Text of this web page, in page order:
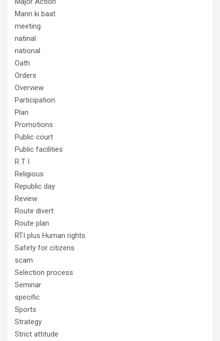
Mann ki baat
meeting
natinal
national
Oath
Orders
Overview
Participation
Plan
Promotions
Public court
Public facilities
R T I
Religious
Republic day
Review
Route divert
Route plan
RTI plus Human rights
Safety for citizens
scam
Selection process
Seminar
specific
Sports
Strategy
Strict attitude